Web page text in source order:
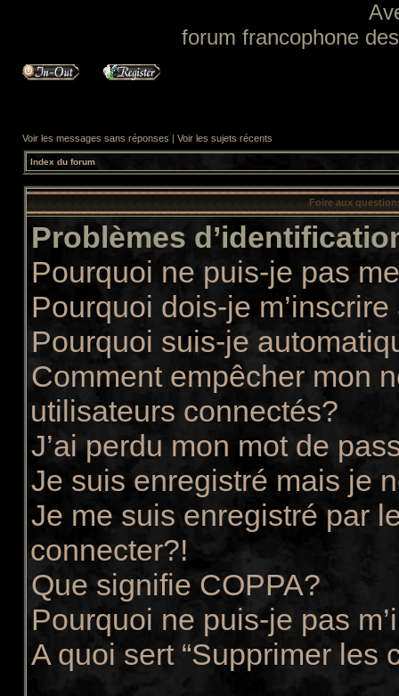
forum francophone
Voir les messages sans réponses | Voir les sujets récents
Index du forum
Foire aux
Problèmes
Pourquoi ne puis-je pas
Pourquoi dois-je
Pourquoi suis-je
Comment empêcher mon
utilisateurs connectés?
J’ai perdu mon mot de
Je suis enregistré mais je
Je me suis enregistré par
connecter?!
Que signifie COPPA?
Pourquoi ne puis-je pas
A quoi sert “Supprimer les